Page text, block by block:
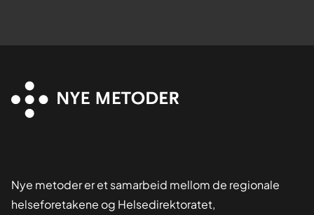
Nye metoder er et samarbeid mellom de regionale
helseforetakene og Helsedirektoratet,